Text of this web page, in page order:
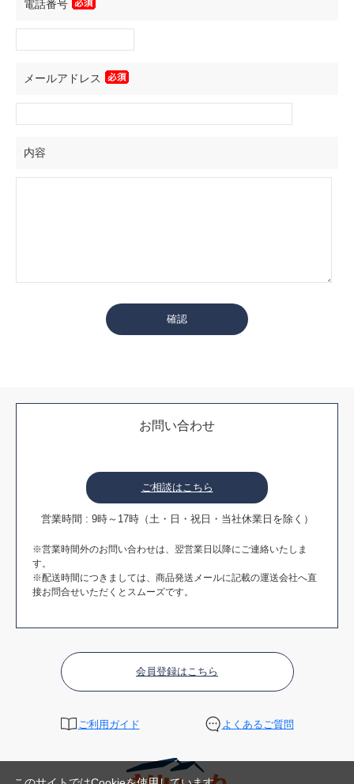
電話番号
メールアドレス
内容
お問い合わせ
ご相談はこちら
営業時間 : 9時～17時（土・日・祝日・当社休業日を除く）
※営業時間外のお問い合わせは、翌営業日以降にご連絡いたしま
す。
※配送時間につきましては、商品発送メールに記載の運送会社へ直
接お問合せいただくとスムーズです。
会員登録はこちら
ご利用ガイド よくあるご質問